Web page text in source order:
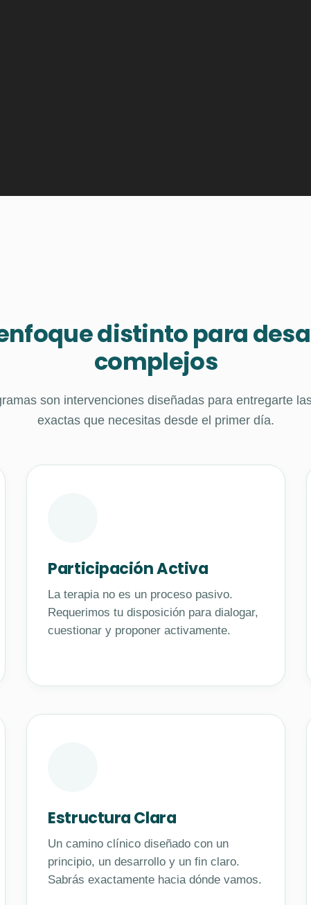
distinto para
complejos
son intervenciones diseñadas para entregarte
exactas que necesitas desde el primer día.
Participación Activa
La terapia no es un proceso pasivo.
Requerimos tu disposición para dialogar,
cuestionar y proponer activamente.
Estructura Clara
Un camino clínico diseñado con un
principio, un desarrollo y un fin claro.
Sabrás exactamente hacia dónde vamos.